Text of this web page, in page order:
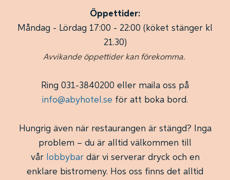
Öppettider:
Måndag - Lördag 17:00 - 22:00 (köket stänger kl
21.30)
Avvikande öppettider kan förekomma.
Ring 031-3840200 eller maila oss på
info@abyhotel.se för att boka bord.
Hungrig även när restaurangen är stängd? Inga
problem – du är alltid välkommen till
vår lobbybardär vi serverar dryck och en
enklare bistro­meny. Hos oss finns det alltid